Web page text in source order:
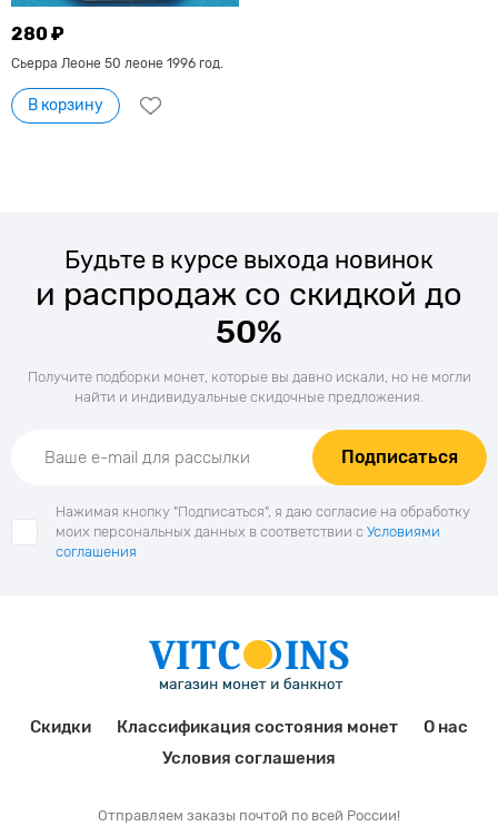
280 ₽
Сьерра Леоне 50 леоне 1996 год.
В корзину
Будьте в курсе выхода новинок
и распродаж со скидкой до
50%
Получите подборки монет, которые вы давно искали, но не могли
найти и индивидуальные скидочные предложения.
Подписаться
Нажимая кнопку "Подписаться", я даю согласие на обработку
моих персональных данных в соответствии с Условиями
соглашения
Скидки Классификация состояния монет
О нас
Условия соглашения
Отправляем заказы почтой по всей России!